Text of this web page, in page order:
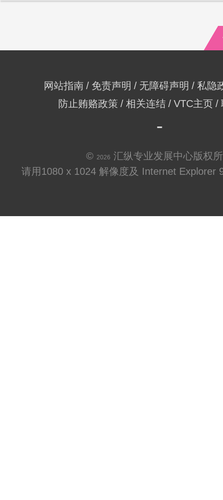
网站指南 免责声明 无障碍声明
私隐
防止贿赂政策
相关连结 VTC主页
© 2026 汇纵专业发展中心版权
请用1080 x 1024 解像度及 Internet Explorer